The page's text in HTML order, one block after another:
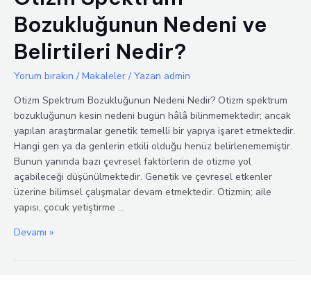
Bozukluğunun Nedeni ve
Belirtileri Nedir?
Yorum bırakın / Makaleler / Yazan admin
Otizm Spektrum Bozukluğunun Nedeni Nedir? Otizm spektrum
bozukluğunun kesin nedeni bugün hâlâ bilinmemektedir; ancak
yapılan araştırmalar genetik temelli bir yapıya işaret etmektedir.
Hangi gen ya da genlerin etkili olduğu henüz belirlenememiştir.
Bunun yanında bazı çevresel faktörlerin de otizme yol
açabileceği düşünülmektedir. Genetik ve çevresel etkenler
üzerine bilimsel çalışmalar devam etmektedir. Otizmin; aile
yapısı, çocuk yetiştirme …
Otizm
Bozukluğunun
Devamı »